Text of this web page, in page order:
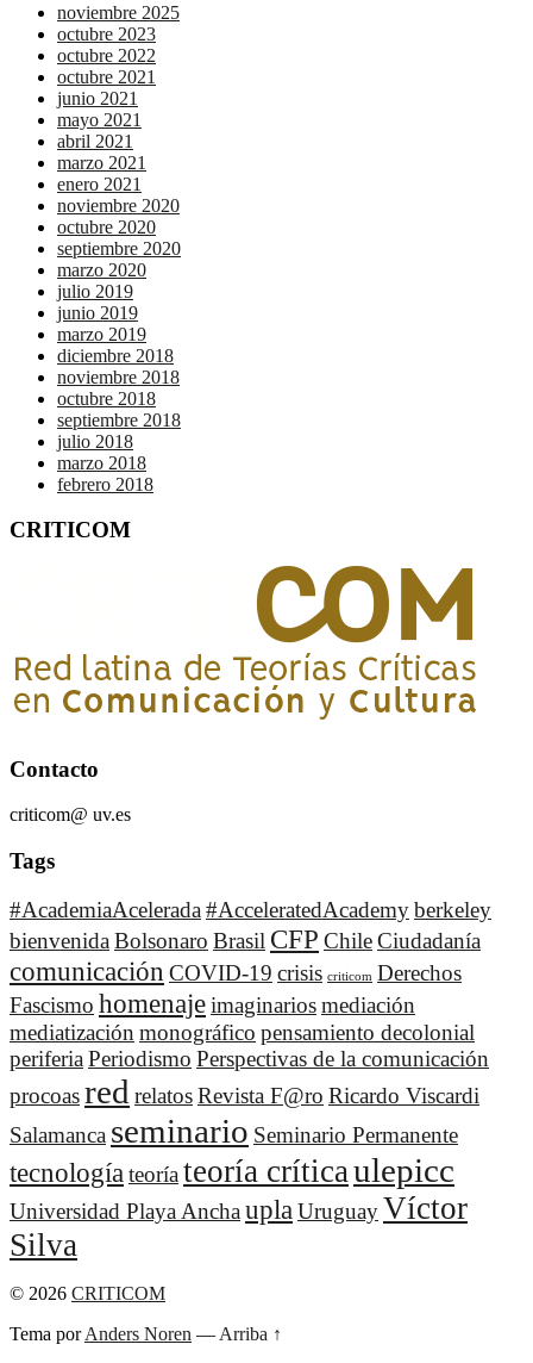
noviembre 2025
octubre 2023
octubre 2022
octubre 2021
junio 2021
mayo 2021
abril 2021
marzo 2021
enero 2021
noviembre 2020
octubre 2020
septiembre 2020
marzo 2020
julio 2019
junio 2019
marzo 2019
diciembre 2018
noviembre 2018
octubre 2018
septiembre 2018
julio 2018
marzo 2018
febrero 2018
CRITICOM
Contacto
criticom@ uv.es
Tags
#AcademiaAcelerada #AcceleratedAcademyberkeley
bienvenida Bolsonaro Brasil CFP ChileCiudadanía
comunicación COVID-19 crisis criticom Derechos
Fascismo homenajeimaginariosmediación
mediatización monográfico pensamiento decolonial
periferia Periodismo Perspectivas de la comunicación
procoasred relatosRevista F@ro Ricardo Viscardi
Salamanca seminario Seminario Permanente
tecnología teoría teoría crítica ulepicc
Universidad Playa Ancha upla UruguayVíctor
Silva
© 2026 CRITICOM
Tema porAnders Noren — Arriba ↑